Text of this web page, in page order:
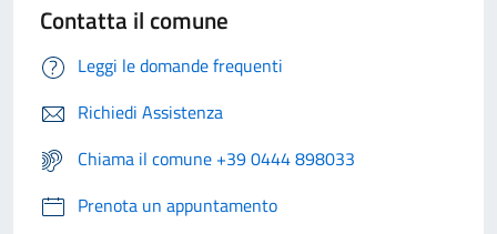
Contatta il comune
Leggi le domande frequenti
Richiedi Assistenza
Chiama il comune +39 0444 898033
Prenota un appuntamento